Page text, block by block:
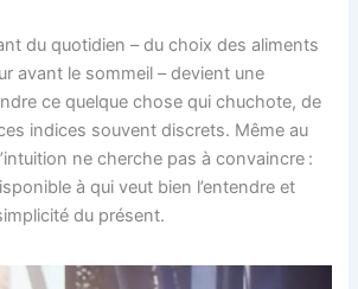
du quotidien – du choix des aliments
avant le sommeil – devient une
ce quelque chose qui chuchote, de
indices souvent discrets. Même au
ne cherche pas à convaincre :
à qui veut bien l’entendre et
du présent.